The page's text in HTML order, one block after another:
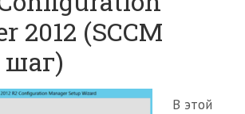
2012 (SCCM
шаг)
В этой